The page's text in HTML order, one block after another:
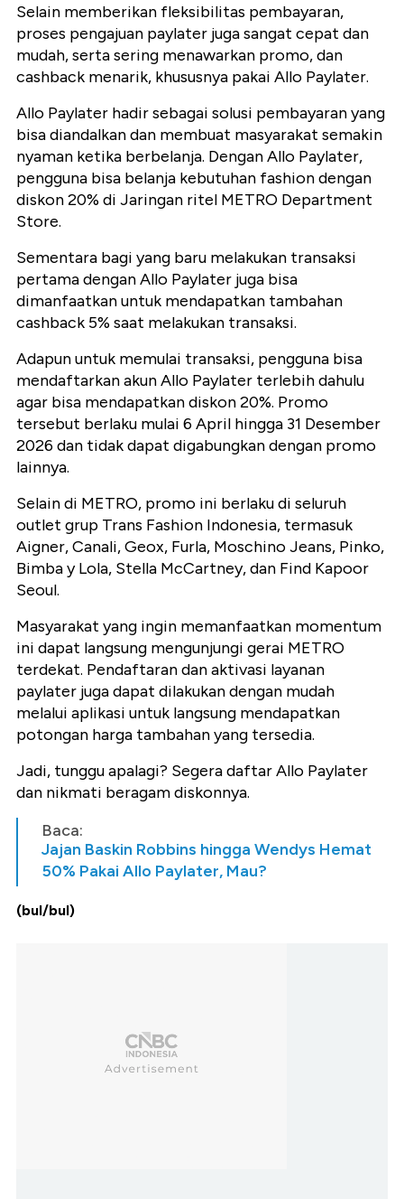
Selain memberikan fleksibilitas pembayaran,
proses pengajuan paylater juga sangat cepat dan
mudah, serta sering menawarkan promo, dan
cashback menarik, khususnya pakai Allo Paylater.
Allo Paylater hadir sebagai solusi pembayaran yang
bisa diandalkan dan membuat masyarakat semakin
nyaman ketika berbelanja. Dengan Allo Paylater,
pengguna bisa belanja kebutuhan fashion dengan
diskon 20% di Jaringan ritel METRO Department
Store.
Sementara bagi yang baru melakukan transaksi
pertama dengan Allo Paylater juga bisa
dimanfaatkan untuk mendapatkan tambahan
cashback 5% saat melakukan transaksi.
Adapun untuk memulai transaksi, pengguna bisa
mendaftarkan akun Allo Paylater terlebih dahulu
agar bisa mendapatkan diskon 20%. Promo
tersebut berlaku mulai 6 April hingga 31 Desember
2026 dan tidak dapat digabungkan dengan promo
lainnya.
Selain di METRO, promo ini berlaku di seluruh
outlet grup Trans Fashion Indonesia, termasuk
Aigner, Canali, Geox, Furla, Moschino Jeans, Pinko,
Bimba y Lola, Stella McCartney, dan Find Kapoor
Seoul.
Masyarakat yang ingin memanfaatkan momentum
ini dapat langsung mengunjungi gerai METRO
terdekat. Pendaftaran dan aktivasi layanan
paylater juga dapat dilakukan dengan mudah
melalui aplikasi untuk langsung mendapatkan
potongan harga tambahan yang tersedia.
Jadi, tunggu apalagi? Segera daftar Allo Paylater
dan nikmati beragam diskonnya.
Baca:
Jajan Baskin Robbins hingga Wendys Hemat
50% Pakai Allo Paylater, Mau?
(bul/bul)